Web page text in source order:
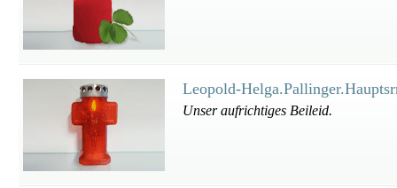
Leopold-
Unser aufrichtiges Beileid.